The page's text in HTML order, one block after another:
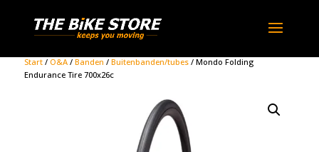
Start/ O&A/ Banden / Buitenbanden/tubes/ Mondo Folding
Endurance Tire 700x26c